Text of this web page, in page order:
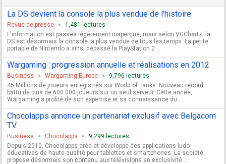
La DS devient la console la plus vendue de l'histoire
Revue de presse
1,481 lectures
L'information est passée légèrement inaperçue, mais selon VGChartz, la
DS est désormais la console la plus vendue de tous les temps. La petite
portable de Nintendo a ainsi dépassé la PlayStation 2...
Wargaming : progression annuelle et réalisations en 2012
Business Wargaming Europe
9,796 lectures
45 Millions de joueurs enregistrés sur World of Tanks. Nouveau record
battu de plus de 600.000 joueurs sur un seul serveur. Cette année,
Wargaming a profité de son expertise et sa connaissance du ...
Chocolapps annonce un partenariat exclusif avec Belgacom
TV
Business Chocolapps
9,299 lectures
Depuis 2010, Chocolapps crée et développe des applications ludo-
éducatives de haute qualité pour tablettes et smartphones. La société
propose désormais son contenu aux télévisions en exclusivité ...